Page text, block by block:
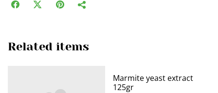
Related items
Marmite yeast extract
125gr